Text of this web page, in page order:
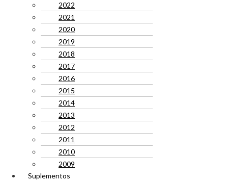
2022
2021
2020
2019
2018
2017
2016
2015
2014
2013
2012
2011
2010
2009
Suplementos